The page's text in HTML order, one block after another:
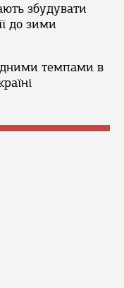
збудувати
до зими
темпами в